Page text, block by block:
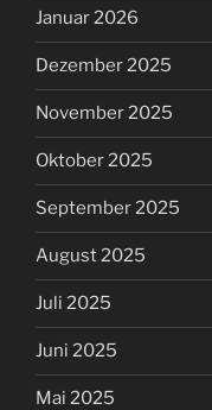
Januar 2026
Dezember 2025
November 2025
Oktober 2025
September 2025
August 2025
Juli 2025
Juni 2025
Mai 2025